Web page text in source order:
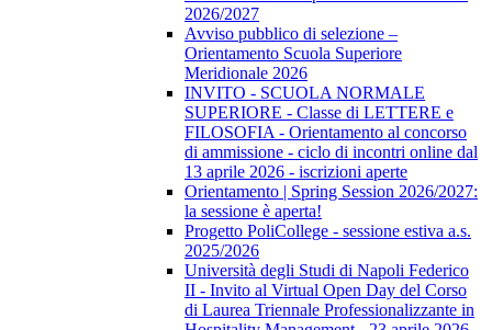
2026/2027
Avviso pubblico di selezione –
Orientamento Scuola Superiore
Meridionale 2026
INVITO - SCUOLA NORMALE
SUPERIORE - Classe di LETTERE e
FILOSOFIA - Orientamento al concorso
di ammissione - ciclo di incontri online dal
13 aprile 2026 - iscrizioni aperte
Orientamento | Spring Session 2026/2027:
la sessione è aperta!
Progetto PoliCollege - sessione estiva a.s.
2025/2026
Università degli Studi di Napoli Federico
II - Invito al Virtual Open Day del Corso
di Laurea Triennale Professionalizzante in